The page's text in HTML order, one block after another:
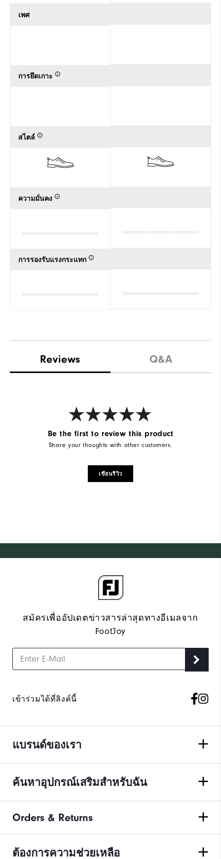
เพศ
การยึดเกาะ
สไตล์
ความมั่นคง
การรองรับแรงกระแทก
Reviews Q&A
Be the first to review this product
Share your thoughts with other customers.
เขียนรีวิว
สมัครเพื่ออัปเดตข่าวสารล่าสุดทางอีเมลจาก
FootJoy
เข้าร่วมได้ที่ลิงค์นี้
แบรนด์ของเรา
ค้นหาอุปกรณ์เสริมสำหรับฉัน
Orders & Returns
ต้องการความช่วยเหลือ